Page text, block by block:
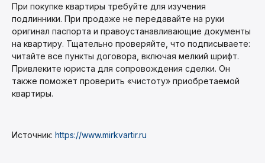
При покупке квартиры требуйте для изучения
подлинники. При продаже не передавайте на руки
оригинал паспорта и правоустанавливающие документы
на квартиру. Тщательно проверяйте, что подписываете:
читайте все пункты договора, включая мелкий шрифт.
Привлеките юриста для сопровождения сделки. Он
также поможет проверить «чистоту» приобретаемой
квартиры.
Источник: https://www.mirkvartir.ru